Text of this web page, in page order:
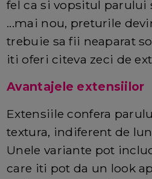
fel ca si vopsitul parului
...mai nou, preturile
trebuie sa fii neaparat
iti oferi citeva zeci de
Avantajele extensiilor
Extensiile confera
textura, indiferent de
Unele variante pot
care iti pot da un look